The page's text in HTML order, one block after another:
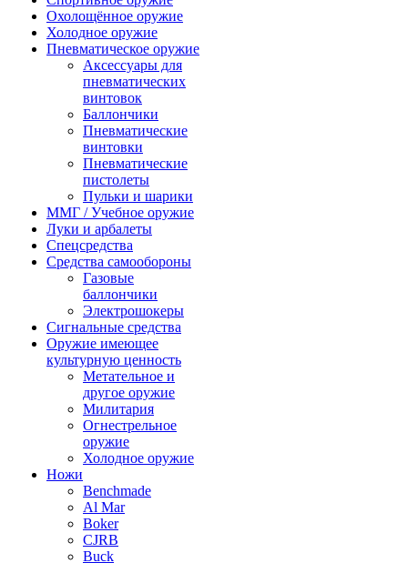
Охолощённое оружие
Холодное оружие
Пневматическое оружие
Аксессуары для
пневматических
винтовок
Баллончики
Пневматические
винтовки
Пневматические
пистолеты
Пульки и шарики
ММГ / Учебное оружие
Луки и арбалеты
Спецсредства
Средства самообороны
Газовые
баллончики
Электрошокеры
Сигнальные средства
Оружие имеющее
культурную ценность
Метательное и
другое оружие
Милитария
Огнестрельное
оружие
Холодное оружие
Ножи
Benchmade
Al Mar
Boker
CJRB
Buck